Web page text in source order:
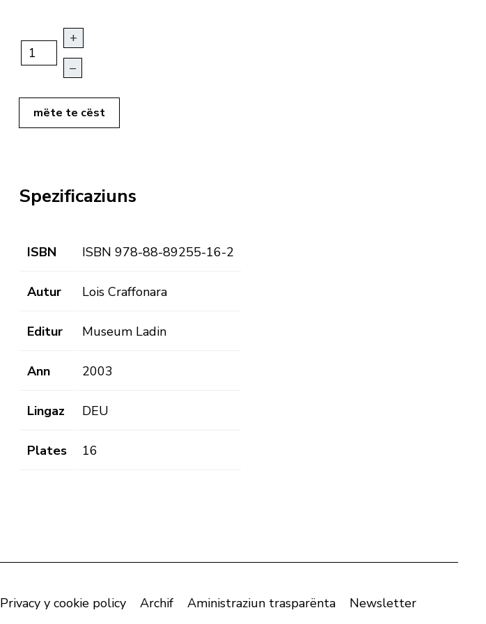
+
–
mëte te cëst
Spezificaziuns
ISBN ISBN 978-88-89255-16-2
Autur Lois Craffonara
Editur Museum Ladin
Ann 2003
Lingaz DEU
Plates 16
Privacy y cookie policy Archif Aministraziun trasparënta Newsletter